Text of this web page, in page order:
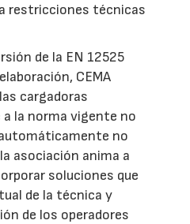
restricciones técnicas
de la EN 12525
CEMA
cargadoras
la norma vigente no
no
asociación anima a
soluciones que
de la técnica y
de los operadores